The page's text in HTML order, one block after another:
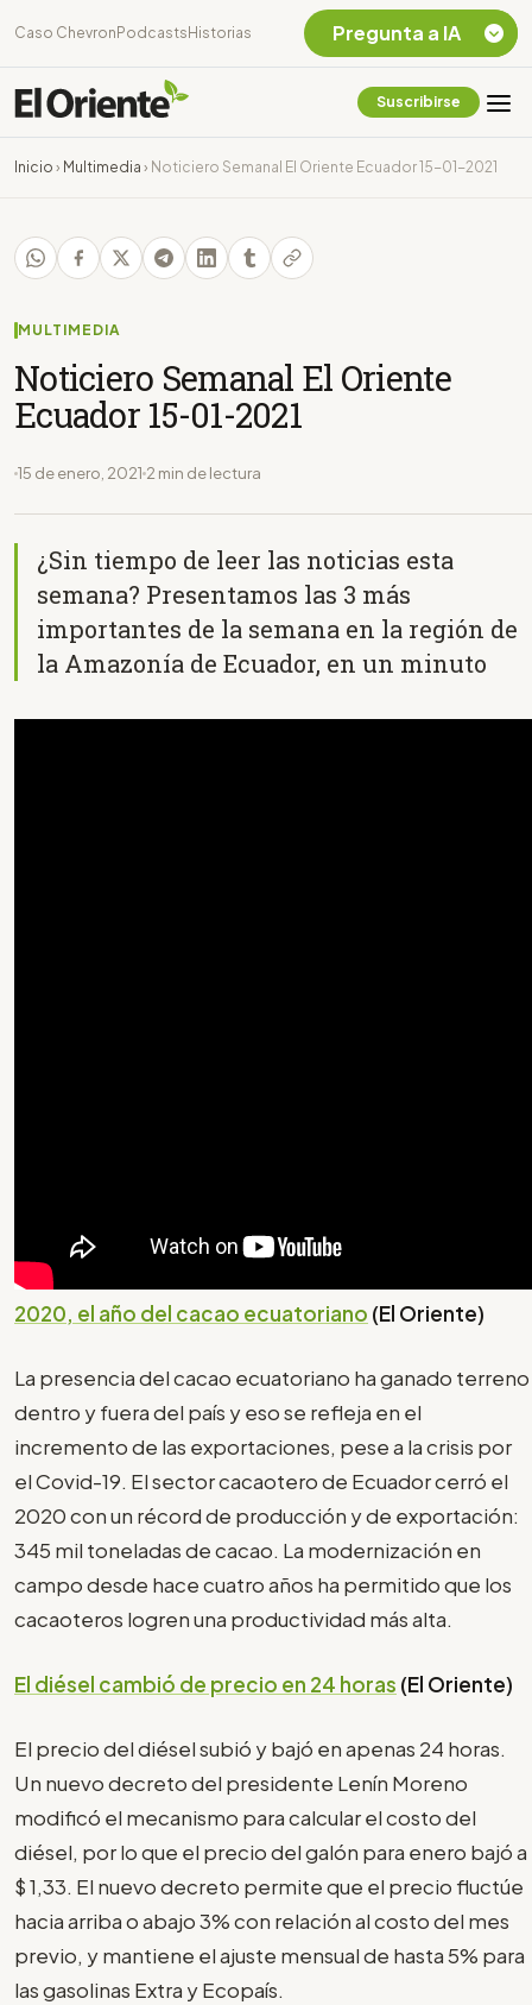
Caso Chevron Podcasts Historias
Suscribirse
Inicio › Multimedia › Noticiero Semanal El Oriente Ecuador 15-01-2021
MULTIMEDIA
Noticiero Semanal El Oriente
Ecuador 15-01-2021
15 de enero, 2021 2 min de lectura
¿Sin tiempo de leer las noticias esta
semana? Presentamos las 3 más
importantes de la semana en la región de
la Amazonía de Ecuador, en un minuto
2020, el año del cacao ecuatoriano (El Oriente)
La presencia del cacao ecuatoriano ha ganado terreno
dentro y fuera del país y eso se refleja en el
incremento de las exportaciones, pese a la crisis por
el Covid-19. El sector cacaotero de Ecuador cerró el
2020 con un récord de producción y de exportación:
345 mil toneladas de cacao. La modernización en
campo desde hace cuatro años ha permitido que los
cacaoteros logren una productividad más alta.
El diésel cambió de precio en 24 horas (El Oriente)
El precio del diésel subió y bajó en apenas 24 horas.
Un nuevo decreto del presidente Lenín Moreno
modificó el mecanismo para calcular el costo del
diésel, por lo que el precio del galón para enero bajó a
$ 1,33. El nuevo decreto permite que el precio fluctúe
hacia arriba o abajo 3% con relación al costo del mes
previo, y mantiene el ajuste mensual de hasta 5% para
las gasolinas Extra y Ecopaís.
Pregunta a IA
Chevron Ecuador